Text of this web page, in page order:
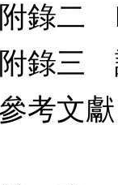
附錄二
附錄三
參考文獻